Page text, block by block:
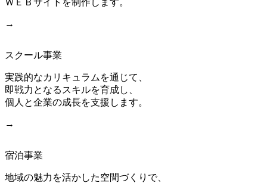
→
スクール事業
実践的なカリキュラムを通じて、
即戦力となるスキルを育成し、
個人と企業の成長を支援します。
→
宿泊事業
地域の魅力を活かした空間づくりで、